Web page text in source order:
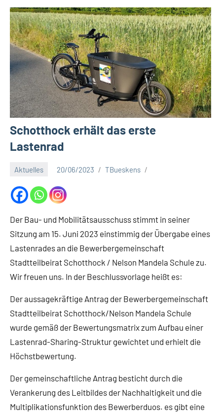
a
t
S
c
h
o
t
t
h
o
c
Schotthock erhält das erste
Lastenrad
Aktuelles 20/06/2023 TBueskens
Der Bau- und Mobilitätsausschuss stimmt in seiner
Sitzung am 15. Juni 2023 einstimmig der Übergabe eines
Lastenrades an die Bewerbergemeinschaft
Stadtteilbeirat Schotthock / Nelson Mandela Schule zu.
Wir freuen uns. In der Beschlussvorlage heißt es:
Der aussagekräftige Antrag der Bewerbergemeinschaft
Stadtteilbeirat Schotthock/Nelson Mandela Schule
wurde gemäß der Bewertungsmatrix zum Aufbau einer
Lastenrad-Sharing-Struktur gewichtet und erhielt die
Höchstbewertung.
Der gemeinschaftliche Antrag besticht durch die
Verankerung des Leitbildes der Nachhaltigkeit und die
Multiplikationsfunktion des Bewerberduos. es gibt eine